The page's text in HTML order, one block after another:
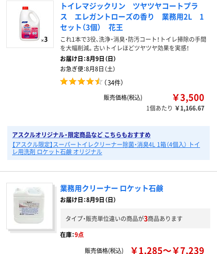
トイレマジックリン ツヤツヤコートプラ
ス エレガントローズの香り 業務用2L 1
セット（3個） 花王
これ1本で3役、洗浄・消臭・防汚コート！トイレ掃除の手間
を大幅削減。古いトイレほどツヤツヤ効果を実感！
お届け日：8月9日（日）
お急ぎ便：8月8日（土）
（34件）
販売価格(税込) ￥3,500
1個あたり ￥1,166.67
アスクルオリジナル・限定商品など こちらもおすすめ
【アスクル限定】スーパートイレクリーナー除菌・消臭4L 1箱（4個入） トイ
レ用洗剤 ロケット石鹸 オリジナル
業務用クリーナー ロケット石鹸
お届け日：8月9日（日）
タイプ・販売単位違いの商品が3商品あります
在庫：9点
販売価格(税込)
￥1,285～￥7,239